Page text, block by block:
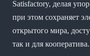
Satisfactory, делая
при этом сохраняет
открытого мира,
так и для кооператива.